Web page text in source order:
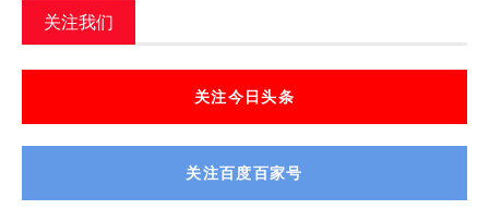
关注我们
关注今日头条
关注百度百家号